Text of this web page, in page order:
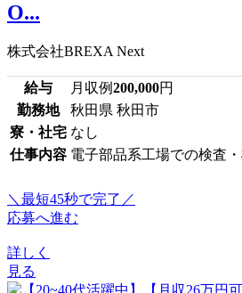
O...
株式会社BREXA Next
給与 月収例200,000円
勤務地
秋田県 秋田市
寮・社宅 なし
仕事内容 電子部品系工場での検査
＼最短45秒で完了／
応募へ進む
詳しく
見る